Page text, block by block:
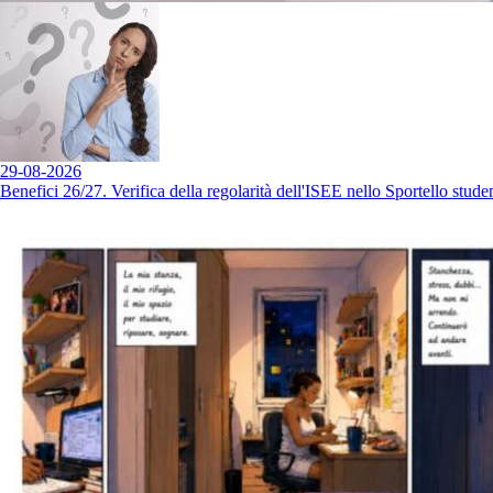
29-08-2026
Benefici 26/27. Verifica della regolarità dell'ISEE nello Sportello